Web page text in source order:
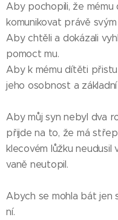
Aby pochopili, že mému
komunikovat právě svým
Aby chtěli a dokázali
pomoct mu.
Aby k mému dítěti
jeho osobnost a
Aby můj syn nebyl dva
přijde na to, že má
klecovém lůžku
vaně neutopil.
Abych se mohla bát jen
ní.